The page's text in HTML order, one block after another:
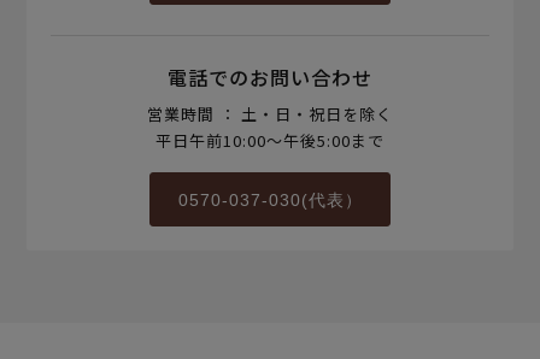
電話でのお問い合わせ
営業時間 ： 土・日・祝日を除く
平日午前10:00～午後5:00まで
0570-037-030(代表）